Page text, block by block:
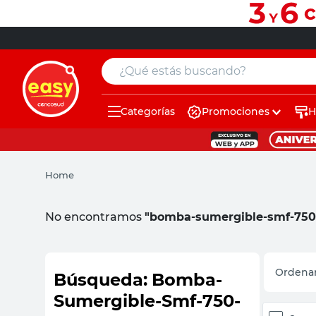
¿Qué estás buscando?
Categorías Promociones
Home
No encontramos "bomba-sumergible-smf-
Bomba-
Sumergible-Smf-750-
muebles
puertas
sillon
espejo